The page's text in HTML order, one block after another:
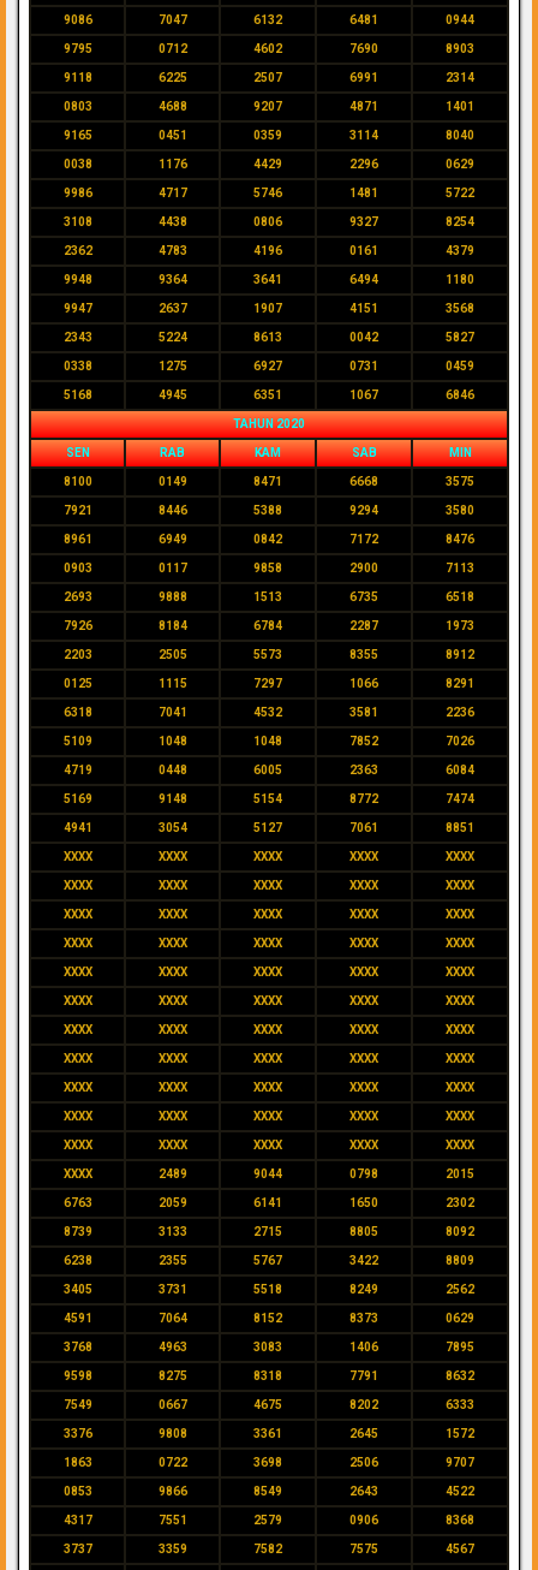
9086 7047 6132 6481 0944
9795 0712 4602 7690 8903
9118 6225 2507 6991 2314
0803 4688 9207 4871 1401
9165 0451 0359 3114 8040
0038 1176 4429 2296 0629
9986 4717 5746 1481 5722
3108 4438 0806 9327 8254
2362 4783 4196 0161 4379
9948 9364 3641 6494 1180
9947 2637 1907 4151 3568
2343 5224 8613 0042 5827
0338 1275 6927 0731 0459
5168 4945 6351 1067 6846
TAHUN 2020
SEN RAB KAM SAB MIN
8100 0149 8471 6668 3575
7921 8446 5388 9294 3580
8961 6949 0842 7172 8476
0903 0117 9858 2900 7113
2693 9888 1513 6735 6518
7926 8184 6784 2287 1973
2203 2505 5573 8355 8912
0125 1115 7297 1066 8291
6318 7041 4532 3581 2236
5109 1048 1048 7852 7026
4719 0448 6005 2363 6084
5169 9148 5154 8772 7474
4941 3054 5127 7061 8851
XXXX XXXX XXXX XXXX XXXX
XXXX XXXX XXXX XXXX XXXX
XXXX XXXX XXXX XXXX XXXX
XXXX XXXX XXXX XXXX XXXX
XXXX XXXX XXXX XXXX XXXX
XXXX XXXX XXXX XXXX XXXX
XXXX XXXX XXXX XXXX XXXX
XXXX XXXX XXXX XXXX XXXX
XXXX XXXX XXXX XXXX XXXX
XXXX XXXX XXXX XXXX XXXX
XXXX XXXX XXXX XXXX XXXX
XXXX 2489 9044 0798 2015
6763 2059 6141 1650 2302
8739 3133 2715 8805 8092
6238 2355 5767 3422 8809
3405 3731 5518 8249 2562
4591 7064 8152 8373 0629
3768 4963 3083 1406 7895
9598 8275 8318 7791 8632
7549 0667 4675 8202 6333
3376 9808 3361 2645 1572
1863 0722 3698 2506 9707
0853 9866 8549 2643 4522
4317 7551 2579 0906 8368
3737 3359 7582 7575 4567